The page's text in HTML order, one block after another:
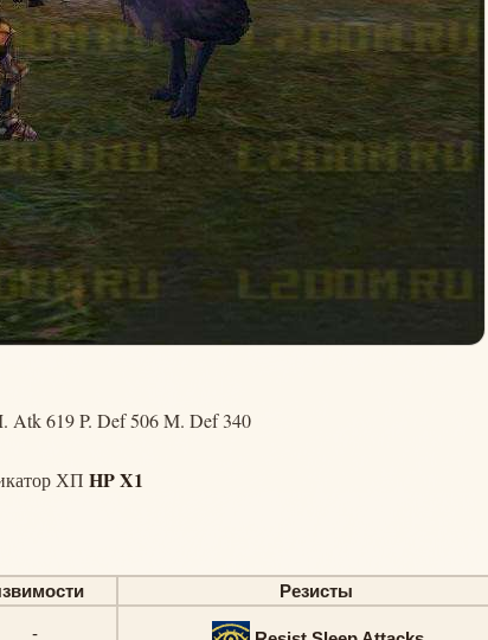
Atk 619 P. Def 506 M. Def 340
ХП HP X1
Резисты
-